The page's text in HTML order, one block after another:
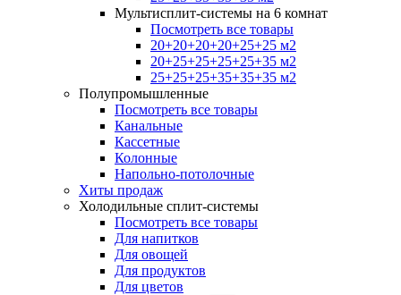
Мультисплит-системы на 6 комнат
Посмотреть все товары
20+20+20+20+25+25 м2
20+25+25+25+25+35 м2
25+25+25+35+35+35 м2
Полупромышленные
Посмотреть все товары
Канальные
Кассетные
Колонные
Напольно-потолочные
Хиты продаж
Холодильные сплит-системы
Посмотреть все товары
Для напитков
Для овощей
Для продуктов
Для цветов